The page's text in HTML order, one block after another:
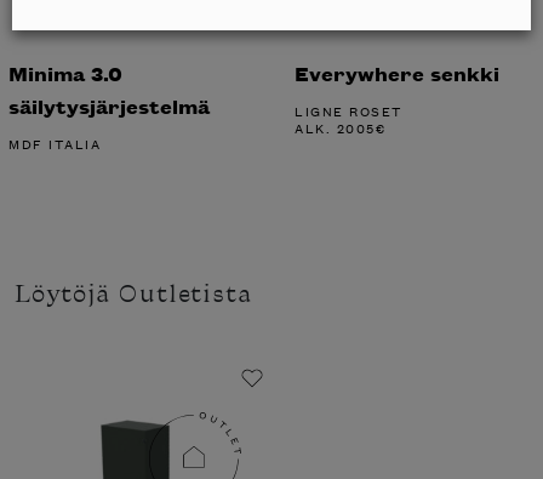
Minima 3.0
säilytysjärjestelmä
MDF ITALIA
Everywhere senkki
LIGNE ROSET
ALK. 2005€
Löytöjä Outletista